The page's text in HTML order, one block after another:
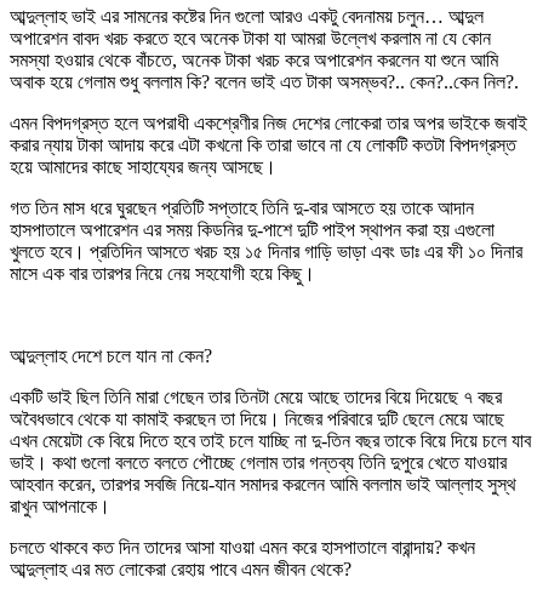
আব্দুল্লাহ ভাই এর সামনের কষ্টের দিন গুলো আরও একটু বেদনাময় চলুন… আব্দুল
অপারেশন বাবদ খরচ করতে হবে অনেক টাকা যা আমরা উল্লেখ করলাম না যে কোন
সমস্যা হওয়ার থেকে বাঁচতে, অনেক টাকা খরচ করে অপারেশন করলেন যা শুনে আমি
অবাক হয়ে গেলাম শুধু বললাম কি? বলেন ভাই এত টাকা অসম্ভব?.. কেন?..কেন নিল?.
এমন বিপদগ্রস্ত হলে অপরাধী একশ্রেণীর নিজ দেশের লোকেরা তার অপর ভাইকে জবাই
করার ন্যায় টাকা আদায় করে এটা কখনো কি তারা ভাবে না যে লোকটি কতটা বিপদগ্রস্ত
হয়ে আমাদের কাছে সাহায্যের জন্য আসছে।
গত তিন মাস ধরে ঘুরছেন প্রতিটি সপ্তাহে তিনি দু-বার আসতে হয় তাকে আদান
হাসপাতালে অপারেশন এর সময় কিডনির দু-পাশে দুটি পাইপ স্থাপন করা হয় এগুলো
খুলতে হবে। প্রতিদিন আসতে খরচ হয় ১৫ দিনার গাড়ি ভাড়া এবং ডাঃ এর ফী ১০ দিনার
মাসে এক বার তারপর নিয়ে নেয় সহযোগী হয়ে কিছু।
আব্দুল্লাহ দেশে চলে যান না কেন?
একটি ভাই ছিল তিনি মারা গেছেন তার তিনটা মেয়ে আছে তাদের বিয়ে দিয়েছে ৭ বছর
অবৈধভাবে থেকে যা কামাই করছেন তা দিয়ে। নিজের পরিবারে দুটি ছেলে মেয়ে আছে
এখন মেয়েটা কে বিয়ে দিতে হবে তাই চলে যাচ্ছি না দু-তিন বছর তাকে বিয়ে দিয়ে চলে যাব
ভাই। কথা গুলো বলতে বলতে পৌচ্ছে গেলাম তার গন্তব্য তিনি দুপুরে খেতে যাওয়ার
আহবান করেন, তারপর সবজি নিয়ে-যান সমাদর করলেন আমি বললাম ভাই আল্লাহ সুস্থ
রাখুন আপনাকে।
চলতে থাকবে কত দিন তাদের আসা যাওয়া এমন করে হাসপাতালে বারান্দায়? কখন
আব্দুল্লাহ এর মত লোকেরা রেহায় পাবে এমন জীবন থেকে?